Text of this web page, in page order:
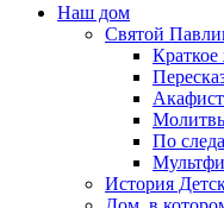
Наш дом
Святой
По
История